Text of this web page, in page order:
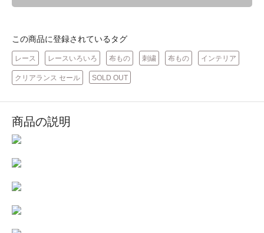
この商品に登録されているタグ
レース レースいろいろ 布もの 刺繍 布もの インテリア
クリアランス セール SOLD OUT
商品の説明